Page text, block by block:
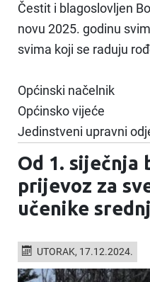
Čestit i blagoslovljen
novu 2025. godinu
svima koji se raduju
Općinski načelnik
Općinsko vijeće
Jedinstveni upravni
Od 1. siječnja
prijevoz za
učenike
UTORAK, 17.12.2024.